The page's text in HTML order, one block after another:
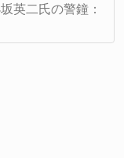
英二氏の警鐘：